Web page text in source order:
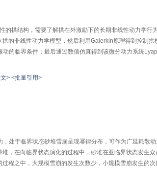
的拱结构，需要了解拱在外激励下的长期非线性动力学
的非线性动力学模型，然后利用Galerkin原理得到控制
的临界条件；最后通过数值仿真得到该微分动力系统
> <批量引用>
处于临界状态砂堆雪崩呈现幂律分布，可作为广延耗散
，在向临界状态演化的过程中，砂堆在亚临界状态发生
程之中，大规模雪崩的发生次数少，小规模雪崩发生的